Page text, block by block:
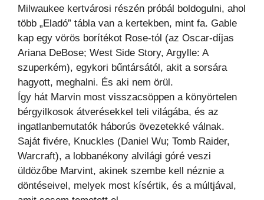
Milwaukee kertvárosi részén próbál boldogulni, ahol
több „Eladó” tábla van a kertekben, mint fa. Gable
kap egy vörös borítékot Rose-tól (az Oscar-díjas
Ariana DeBose; West Side Story, Argylle: A
szuperkém), egykori bűntársától, akit a sorsára
hagyott, meghalni. És aki nem örül.
Így hát Marvin most visszacsöppen a könyörtelen
bérgyilkosok átverésekkel teli világába, és az
ingatlanbemutatók háborús övezetekké válnak.
Saját fivére, Knuckles (Daniel Wu; Tomb Raider,
Warcraft), a lobbanékony alvilági góré veszi
üldözőbe Marvint, akinek szembe kell néznie a
döntéseivel, melyek most kísértik, és a múltjával,